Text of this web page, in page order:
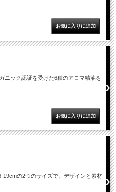
ニック認証を受けた6種のアロマ精油を
19cmの2つのサイズで、デザインと素材